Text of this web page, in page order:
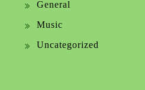
General
Music
Uncategorized